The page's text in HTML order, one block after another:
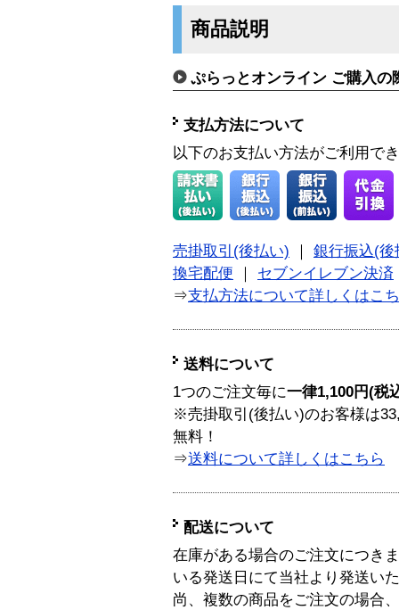
商品説明
ぷらっとオンライン ご購入の
支払方法について
以下のお支払い方法がご利用で
売掛取引(後払い)
銀行振込(後
換宅配便
セブンイレブン決済
⇒支払方法について詳しくはこ
送料について
1つのご注文毎に一律1,100円(税
※売掛取引(後払い)のお客様は
無料！
⇒送料について詳しくはこちら
配送について
在庫がある場合のご注文につき
いる発送日にて当社より発送い
尚、複数の商品をご注文の場合